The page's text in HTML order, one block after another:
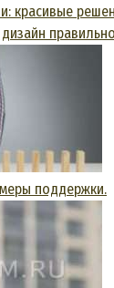
красивые
правильно
поддержки.